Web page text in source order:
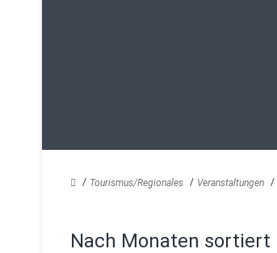
Tourismus/Regionales Veranstaltungen
Nach Monaten sortiert